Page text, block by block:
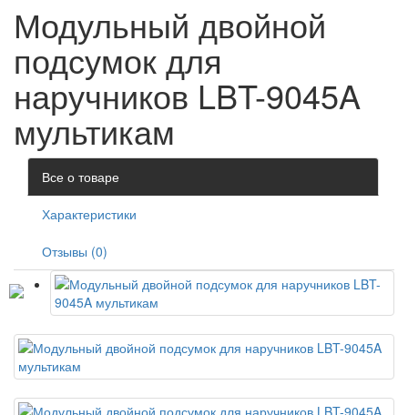
Модульный двойной
подсумок для
наручников LBT-9045A
мультикам
Все о товаре
Характеристики
Отзывы (0)